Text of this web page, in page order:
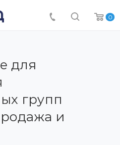
0
для
групп
и